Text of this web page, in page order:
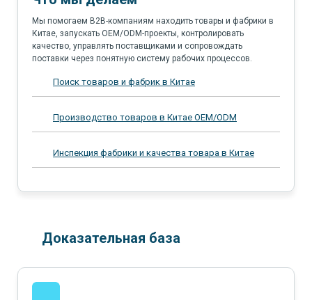
Мы помогаем B2B-компаниям находить товары и фабрики в
Китае, запускать OEM/ODM-проекты, контролировать
качество, управлять поставщиками и сопровождать
поставки через понятную систему рабочих процессов.
Поиск товаров и фабрик в Китае
Производство товаров в Китае OEM/ODM
Инспекция фабрики и качества товара в Китае
Доказательная база